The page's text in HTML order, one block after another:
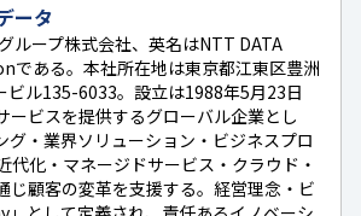
ータ
ループ株式会社、英名はNTT DATA
ある。本社所在地は東京都江東区豊洲
ビル135-6033。設立は1988年5月23日
ービスを提供するグローバル企業とし
グ・業界ソリューション・ビジネスプロ
代化・マネージドサービス・クラウド・
じ顧客の変革を支援する。経営理念・ビ